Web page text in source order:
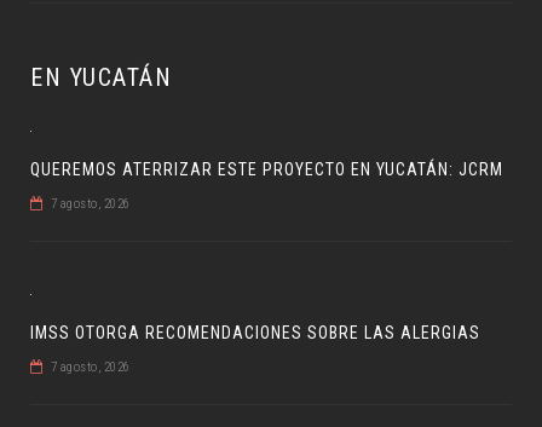
EN YUCATÁN
QUEREMOS ATERRIZAR ESTE PROYECTO EN YUCATÁN: JCRM
7 agosto, 2026
IMSS OTORGA RECOMENDACIONES SOBRE LAS ALERGIAS
7 agosto, 2026